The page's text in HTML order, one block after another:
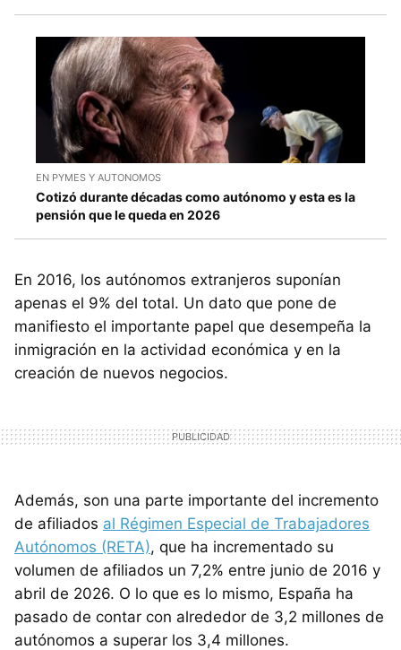
EN PYMES Y AUTONOMOS
Cotizó durante décadas como autónomo y esta es la
pensión que le queda en 2026
En 2016, los autónomos extranjeros suponían
apenas el 9% del total. Un dato que pone de
manifiesto el importante papel que desempeña la
inmigración en la actividad económica y en la
creación de nuevos negocios.
Además, son una parte importante del incremento
de afiliados al Régimen Especial de Trabajadores
Autónomos (RETA), que ha incrementado su
volumen de afiliados un 7,2% entre junio de 2016 y
abril de 2026. O lo que es lo mismo, España ha
pasado de contar con alrededor de 3,2 millones de
autónomos a superar los 3,4 millones.